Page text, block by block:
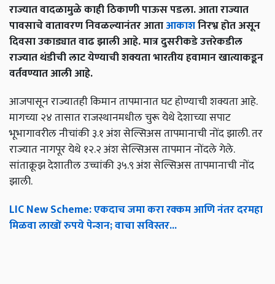
राज्यात वादळामुळे काही ठिकाणी पाऊस पडला. आता राज्यात
पावसाचे वातावरण निवळल्यानंतर आताआकाशनिरभ्र होत असून
दिवसा उकाड्यात वाढ झाली आहे. मात्र दुसरीकडे उत्तरेकडील
राज्यात थंडीची लाट येण्याची शक्यता भारतीय हवामान खात्याकडून
वर्तवण्यात आली आहे.
आजपासून राज्यातही किमान तापमानात घट होण्याची शक्यता आहे.
मागच्या २४ तासात राजस्थानमधील चुरू येथे देशाच्या सपाट
भूभागावरील नीचांकी ३.१ अंश सेल्सिअस तापमानाची नोंद झाली. तर
राज्यात नागपूर येथे १२.२ अंश सेल्सिअस तापमान नोंदले गेले.
सांताक्रूझ देशातील उच्चांकी ३५.९ अंश सेल्सिअस तापमानाची नोंद
झाली.
LIC New Scheme: एकदाच जमा करा रक्कम आणि नंतर दरमहा
मिळवा लाखों रुपये पेन्शन; वाचा सविस्तर...